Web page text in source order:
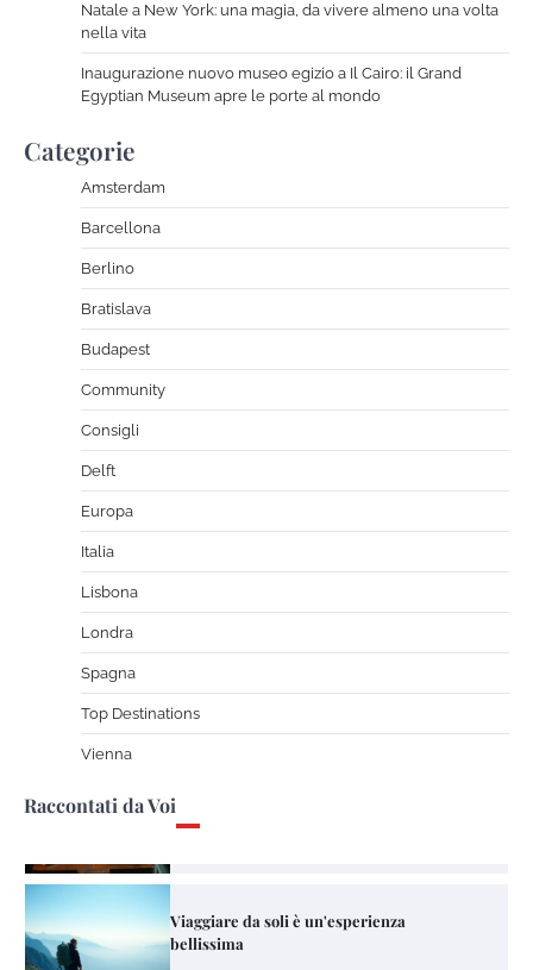
Natale a New York: una magia, da vivere almeno una volta
nella vita
Inaugurazione nuovo museo egizio a Il Cairo: il Grand
Egyptian Museum apre le porte al mondo
Categorie
Amsterdam
Barcellona
Berlino
Bratislava
Budapest
Community
Consigli
Delft
Europa
Italia
Lisbona
Londra
Spagna
Top Destinations
Vienna
Raccontati da Voi
bellissima
La strada dei Vini in Alsazia
The Tourist Ottobre 12, 2023
che non ti aspetti
Avventure nel Mondo – Viaggi di gruppo
The Tourist
Viaggiare da soli è un'esperienza
bellissima